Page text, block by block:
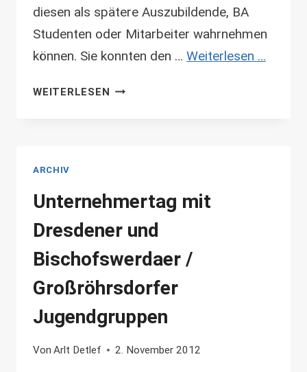
diesen als spätere Auszubildende, BA
Studenten oder Mitarbeiter wahrnehmen
können. Sie konnten den … Weiterlesen …
WEITERLESEN
UNTERNEHMEN
ARCHIV
Unternehmertag mit
Dresdener und
Bischofswerdaer /
Großröhrsdorfer
Jugendgruppen
Von Arlt Detlef 2. November 2012